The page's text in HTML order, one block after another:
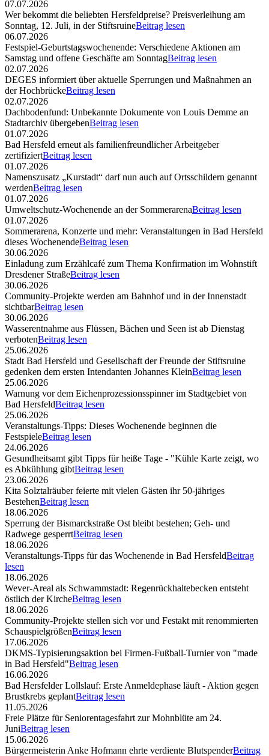
07.07.2026
Wer bekommt die beliebten Hersfeldpreise? Preisverleihung am
Sonntag, 12. Juli, in der StiftsruineBeitrag lesen
06.07.2026
Festspiel-Geburtstagswochenende: Verschiedene Aktionen am
Samstag und offene Geschäfte am SonntagBeitrag lesen
02.07.2026
DEGES informiert über aktuelle Sperrungen und Maßnahmen an
der HochbrückeBeitrag lesen
02.07.2026
Dachbodenfund: Unbekannte Dokumente von Louis Demme an
Stadtarchiv übergebenBeitrag lesen
01.07.2026
Bad Hersfeld erneut als familienfreundlicher Arbeitgeber
zertifiziertBeitrag lesen
01.07.2026
Namenszusatz „Kurstadt“ darf nun auch auf Ortsschildern genannt
werdenBeitrag lesen
01.07.2026
Umweltschutz-Wochenende an der SommerarenaBeitrag lesen
01.07.2026
Sommerarena, Konzerte und mehr: Veranstaltungen in Bad Hersfeld
dieses WochenendeBeitrag lesen
30.06.2026
Einladung zum Erzählcafé zum Thema Konfirmation im Wohnstift
Dresdener StraßeBeitrag lesen
30.06.2026
Community-Projekte werden am Bahnhof und in der Innenstadt
sichtbarBeitrag lesen
30.06.2026
Wasserentnahme aus Flüssen, Bächen und Seen ist ab Dienstag
verbotenBeitrag lesen
25.06.2026
Stadt Bad Hersfeld und Gesellschaft der Freunde der Stiftsruine
gedenken dem ersten Intendanten Johannes KleinBeitrag lesen
25.06.2026
Warnung vor dem Eichenprozessionsspinner im Stadtgebiet von
Bad HersfeldBeitrag lesen
25.06.2026
Veranstaltungs-Tipps: Dieses Wochenende beginnen die
FestspieleBeitrag lesen
24.06.2026
Gesundheitsamt gibt Tipps für heiße Tage - "Kühle Karte zeigt, wo
es Abkühlung gibtBeitrag lesen
23.06.2026
Kita Solztalräuber feierte mit vielen Gästen ihr 50-jähriges
BestehenBeitrag lesen
18.06.2026
Sperrung der Bismarckstraße Ost bleibt bestehen; Geh- und
Radwege gesperrtBeitrag lesen
18.06.2026
Veranstaltungs-Tipps für das Wochenende in Bad HersfeldBeitrag
lesen
18.06.2026
Wever-Areal als Schwammstadt: Regenrückhaltebecken entsteht
östlich der KircheBeitrag lesen
18.06.2026
Community-Projekte stellen sich vor und Festakt mit renommierten
SchauspielgrößenBeitrag lesen
17.06.2026
DKMS-Typisierungsaktion bei Firmen-Fußball-Turnier von "made
in Bad Hersfeld"Beitrag lesen
16.06.2026
Bad Hersfelder Lollslauf: Erste Anmeldephase läuft - Aktion gegen
Brustkrebs geplantBeitrag lesen
11.05.2026
Freie Plätze für Seniorentagesfahrt zur Mohnblüte am 24.
JuniBeitrag lesen
15.06.2026
Bürgermeisterin Anke Hofmann ehrte verdiente BlutspenderBeitrag